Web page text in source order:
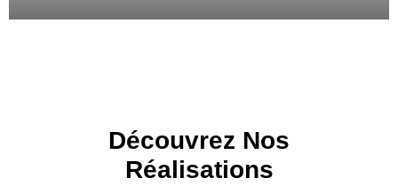
Découvrez Nos
Réalisations